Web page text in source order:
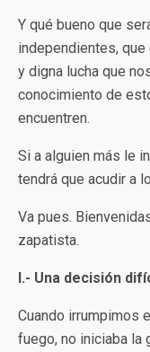
Y qué bueno que
independientes,
y digna lucha que
conocimiento de
encuentren.
Si a alguien más le
tendrá que acudir a
Va pues.
zapatista.
I.- Una decisión
Cuando irrumpimos
fuego, no iniciaba la